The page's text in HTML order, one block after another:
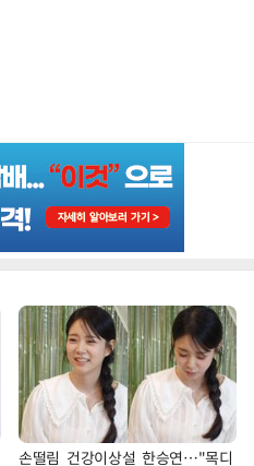
손떨림 건강이상설 한승연…"목디